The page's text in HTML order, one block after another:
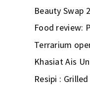
Beauty Swap
Food review:
Terrarium
Khasiat Ais
Resipi :